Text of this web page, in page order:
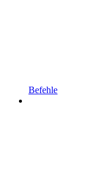
Befehle